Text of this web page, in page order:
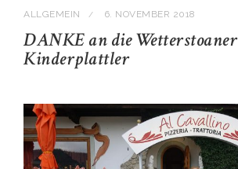
ALLGEMEIN / 6. NOVEMBER 2018
DANKE an die Wetterstoaner
Kinderplattler